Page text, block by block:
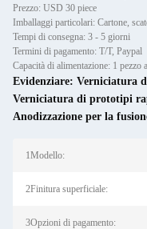
Prezzo: USD 30 piece
Imballaggi particolari: Cartone,
Tempi di consegna: 3 - 5 giorni
Termini di pagamento: T/T, Paypal
Capacità di alimentazione: 1 pezzo
Evidenziare: Verniciatura
Verniciatura di prototipi
Anodizzazione per la
1Modello:
2Finitura superficiale:
3Opzioni di pagamento: